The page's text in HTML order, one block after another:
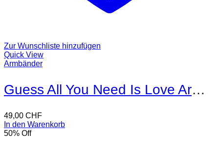
Zur Wunschliste hinzufügen
Quick View
Armbänder
Guess All You Need Is Love Armband
49,00 CHF
In den Warenkorb
50% Off